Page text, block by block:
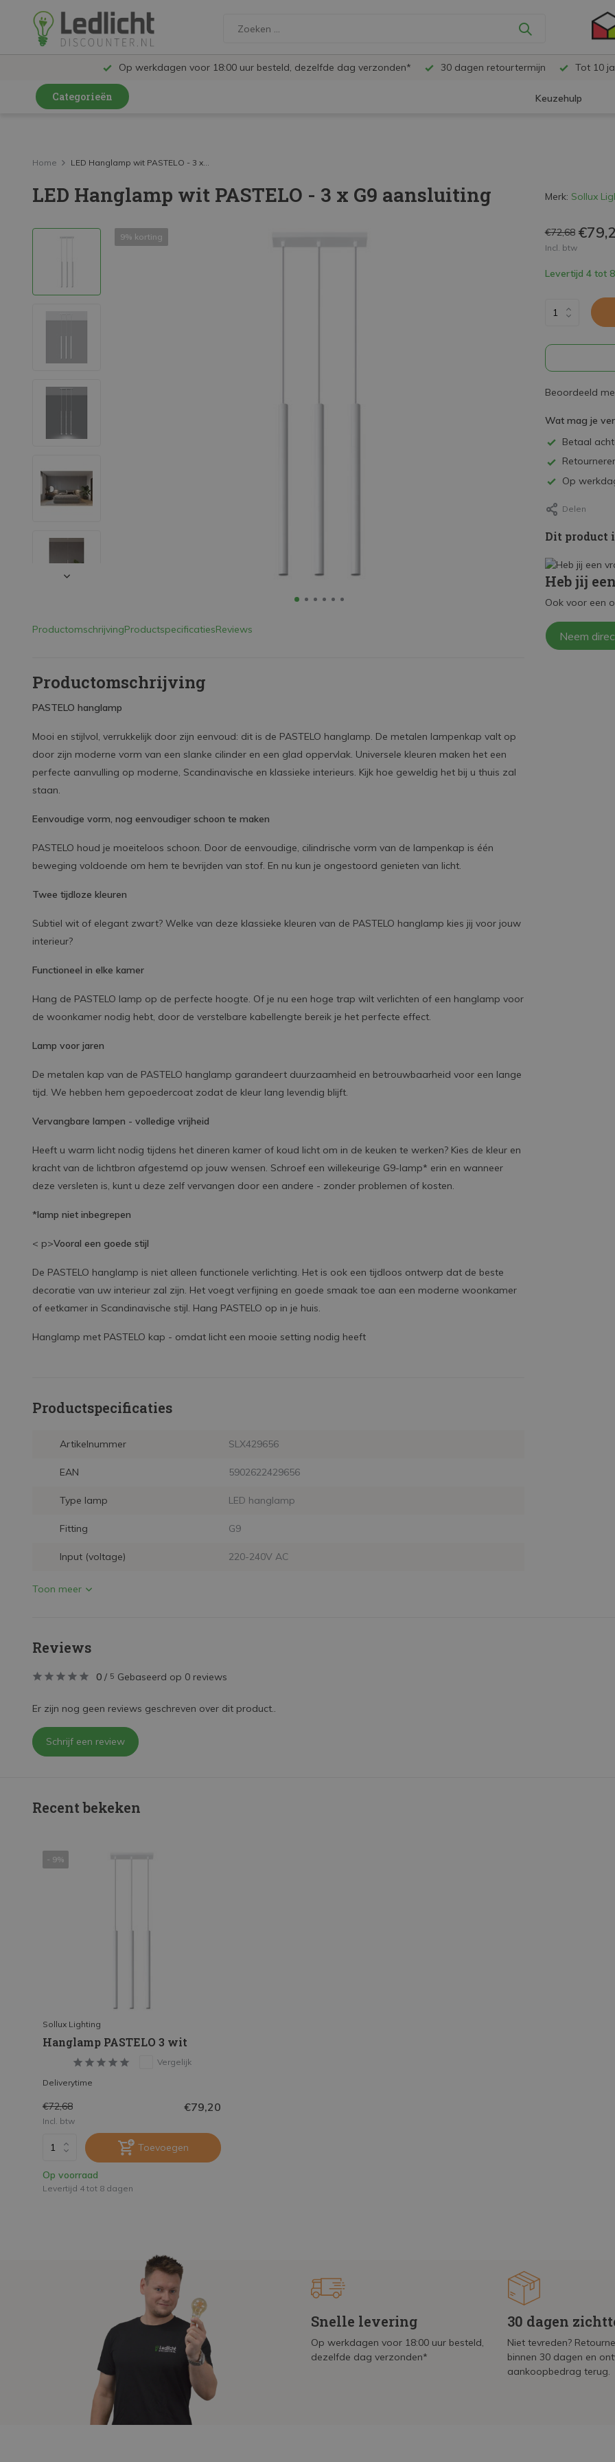
Op werkdagen voor 18:00 uur besteld, dezelfde dag verzonden* 30 dagen retourtermijn Tot 10
Categorieën Keuzehulp
LED Railspots
LED Panelen
LED Plafondlampen en Wandlampen
LED High Bay lampen
LED Buitenverlichting
LED Noodverlichting
Mega Sale
LED TL verlichting
Home LED Hanglamp wit PASTELO - 3 x...
LED Hanglamp wit PASTELO - 3 x G9 aansluiting
9% korting
ProductomschrijvingProductspecificatiesReviews
Productomschrijving
PASTELO hanglamp
Mooi en stijlvol, verrukkelijk door zijn eenvoud: dit is de PASTELO hanglamp. De metalen lampenkap valt op
door zijn moderne vorm van een slanke cilinder en een glad oppervlak. Universele kleuren maken het een
perfecte aanvulling op moderne, Scandinavische en klassieke interieurs. Kijk hoe geweldig het bij u thuis zal
staan.
Eenvoudige vorm, nog eenvoudiger schoon te maken
PASTELO houd je moeiteloos schoon. Door de eenvoudige, cilindrische vorm van de lampenkap is één
beweging voldoende om hem te bevrijden van stof. En nu kun je ongestoord genieten van licht.
Twee tijdloze kleuren
Subtiel wit of elegant zwart? Welke van deze klassieke kleuren van de PASTELO hanglamp kies jij voor jouw
interieur?
Functioneel in elke kamer
Hang de PASTELO lamp op de perfecte hoogte. Of je nu een hoge trap wilt verlichten of een hanglamp voor
de woonkamer nodig hebt, door de verstelbare kabellengte bereik je het perfecte effect.
Lamp voor jaren
De metalen kap van de PASTELO hanglamp garandeert duurzaamheid en betrouwbaarheid voor een lange
tijd. We hebben hem gepoedercoat zodat de kleur lang levendig blijft.
Vervangbare lampen - volledige vrijheid
Heeft u warm licht nodig tijdens het dineren kamer of koud licht om in de keuken te werken? Kies de kleur en
kracht van de lichtbron afgestemd op jouw wensen. Schroef een willekeurige G9-lamp* erin en wanneer
deze versleten is, kunt u deze zelf vervangen door een andere - zonder problemen of kosten.
*lamp niet inbegrepen
< p>Vooral een goede stijl
De PASTELO hanglamp is niet alleen functionele verlichting. Het is ook een tijdloos ontwerp dat de beste
decoratie van uw interieur zal zijn. Het voegt verfijning en goede smaak toe aan een moderne woonkamer
of eetkamer in Scandinavische stijl. Hang PASTELO op in je huis.
Hanglamp met PASTELO kap - omdat licht een mooie setting nodig heeft
Productspecificaties
Artikelnummer SLX429656
EAN 5902622429656
Type lamp LED hanglamp
Fitting G9
Input (voltage) 220-240V AC
Toon meer
Merk: Sollux
€72,68
Incl. btw
Levertijd 4 tot
Beoordeeld
Wat mag je
Betaal
Op
Delen
Dit product
Heb jij
Ook voor een
Neem
Reviews
0 / 5 Gebaseerd op 0 reviews
Er zijn nog geen reviews geschreven over dit product..
Schrijf een review
Recent bekeken
- 9%
Sollux Lighting
Hanglamp PASTELO 3 wit
Vergelijk
Deliverytime
€72,68 €79,20
Incl. btw
Toevoegen
Op voorraad
Levertijd 4 tot 8 dagen
Snelle levering
Op werkdagen voor 18:00 uur besteld,
dezelfde dag verzonden*
30 dagen
Niet tevreden?
binnen 30 dagen en
aankoopbedrag terug.